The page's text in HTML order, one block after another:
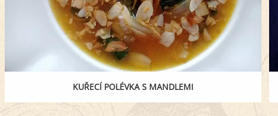
KUŘECÍ POLÉVKA S MANDLEMI